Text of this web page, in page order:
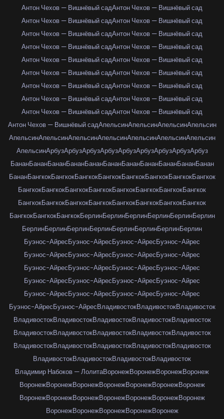
Антон Чехов — Вишнёвый садАнтон Чехов — Вишнёвый сад
Антон Чехов — Вишнёвый садАнтон Чехов — Вишнёвый сад
Антон Чехов — Вишнёвый садАнтон Чехов — Вишнёвый сад
Антон Чехов — Вишнёвый садАнтон Чехов — Вишнёвый сад
Антон Чехов — Вишнёвый садАнтон Чехов — Вишнёвый сад
Антон Чехов — Вишнёвый садАнтон Чехов — Вишнёвый сад
Антон Чехов — Вишнёвый садАнтон Чехов — Вишнёвый сад
Антон Чехов — Вишнёвый садАнтон Чехов — Вишнёвый сад
Антон Чехов — Вишнёвый садАнтон Чехов — Вишнёвый сад
Антон Чехов — Вишнёвый садАпельсинАпельсинАпельсинАпельсин
АпельсинАпельсинАпельсинАпельсинАпельсинАпельсинАпельсин
АпельсинАрбузАрбузАрбузАрбузАрбузАрбузАрбузАрбузАрбуз
БананБананБананБананБананБананБананБананБананБананБанан
БананБангкокБангкокБангкокБангкокБангкокБангкокБангкокБангкок
БангкокБангкокБангкокБангкокБангкокБангкокБангкокБангкок
БангкокБангкокБангкокБангкокБангкокБангкокБангкокБангкок
БангкокБангкокБангкокБерлинБерлинБерлинБерлинБерлинБерлин
БерлинБерлинБерлинБерлинБерлинБерлинБерлинБерлин
Буэнос-АйресБуэнос-АйресБуэнос-АйресБуэнос-Айрес
Буэнос-АйресБуэнос-АйресБуэнос-АйресБуэнос-Айрес
Буэнос-АйресБуэнос-АйресБуэнос-АйресБуэнос-Айрес
Буэнос-АйресБуэнос-АйресБуэнос-АйресБуэнос-Айрес
Буэнос-АйресБуэнос-АйресБуэнос-АйресБуэнос-Айрес
Буэнос-АйресБуэнос-АйресВладивостокВладивостокВладивосток
ВладивостокВладивостокВладивостокВладивостокВладивосток
ВладивостокВладивостокВладивостокВладивостокВладивосток
ВладивостокВладивостокВладивостокВладивостокВладивосток
ВладивостокВладивостокВладивостокВладивосток
Владимир Набоков — ЛолитаВоронежВоронежВоронежВоронеж
ВоронежВоронежВоронежВоронежВоронежВоронежВоронеж
ВоронежВоронежВоронежВоронежВоронежВоронежВоронеж
ВоронежВоронежВоронежВоронежВоронеж